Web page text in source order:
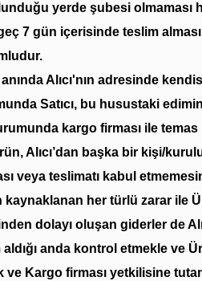
yerde şubesi
7 gün içerisinde teslim
Alıcı'nın adresinde
Satıcı, bu husustaki
kargo firması ile
Alıcı’dan başka bir kişi/
veya teslimatı kabul
kaynaklanan her türlü zarar ile
dolayı oluşan giderler de
aldığı anda kontrol etmekle
ve Kargo firması yetkilisine